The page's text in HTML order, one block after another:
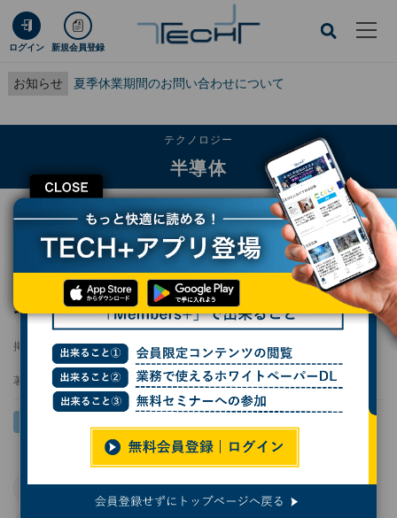
ログイン 新規会員登録
お知らせ 夏季休業期間のお問い合わせについて
CLOSE
テクノロジー
半導体
TECH+ テクノロジー
半導体
北大、「半導体ビジョン」を策定 北海道発で次世代人材と産業創出へ
北大、「半導体ビジョン」を策定 北海道発
で次世代人材と産業創出へ
掲載日 2026/06/04 11:15
著者： 小林行雄
日本の半導体業界 半導体人材 北海道